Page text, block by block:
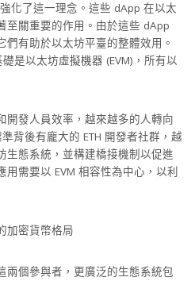
化了這一理念。這些 dApp 在以太
至關重要的作用。由於這些 dApp
有助於以太坊平臺的整體效用。
是以太坊虛擬機器 (EVM)，所有以
開發人員效率，越來越多的人轉向
準背後有龐大的 ETH 開發者社群，越
生態系統，並構建橋接機制以促進
需要以 EVM 相容性為中心，以利
加密貨幣格局
兩個參與者，更廣泛的生態系統包